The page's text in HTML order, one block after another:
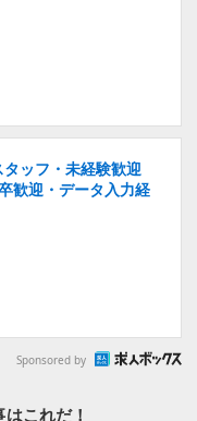
ッフ・未経験歓迎
歓迎・データ入力経
Sponsored by
これだ！